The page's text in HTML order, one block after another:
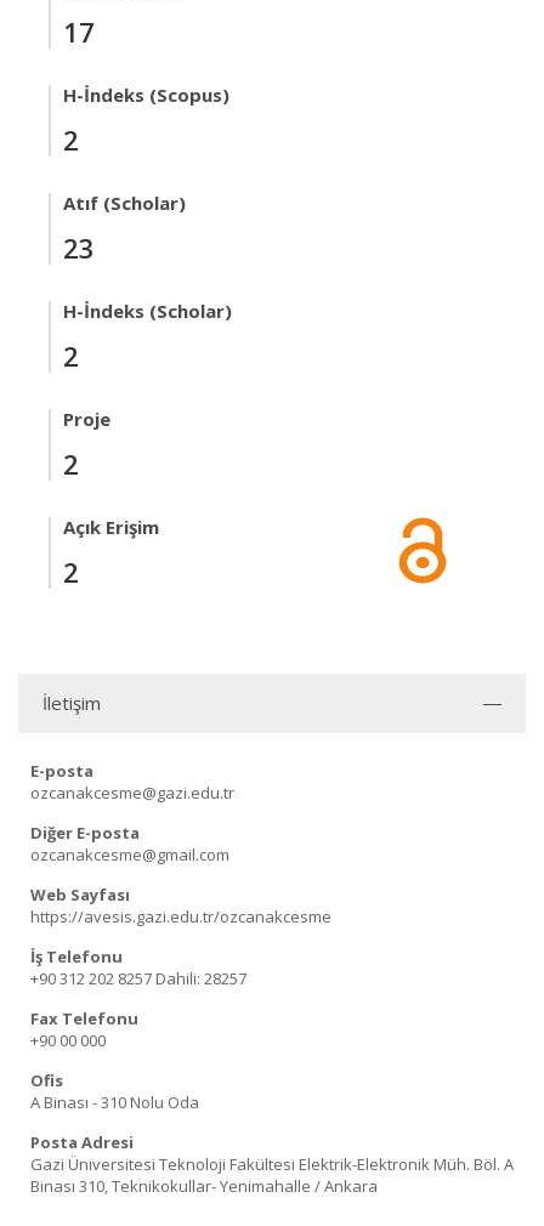
17
H-İndeks (Scopus)
2
Atıf (Scholar)
23
H-İndeks (Scholar)
2
Proje
2
Açık Erişim
2
İletişim
E-posta
ozcanakcesme@gazi.edu.tr
Diğer E-posta
ozcanakcesme@gmail.com
Web Sayfası
https://avesis.gazi.edu.tr/ozcanakcesme
İş Telefonu
+90 312 202 8257 Dahili: 28257
Fax Telefonu
+90 00 000
Ofis
A Binası - 310 Nolu Oda
Posta Adresi
Gazi Üniversitesi Teknoloji Fakültesi Elektrik-Elektronik Müh. Böl. A
Binası 310, Teknikokullar- Yenimahalle / Ankara